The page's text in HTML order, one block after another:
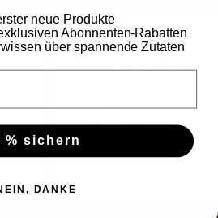
AUSVERKAUFT
neue Produkte
Abonnenten-Rabatten
über spannende Zutaten
% sichern
DANKE